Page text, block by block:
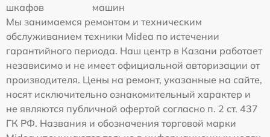
шкафов
машин
Мы занимаемся ремонтом и техническим
обслуживанием техники Midea по истечении
гарантийного периода. Наш центр в Казани работает
независимо и не имеет официальной авторизации от
производителя. Цены на ремонт, указанные на сайте,
носят исключительно ознакомительный характер и
не являются публичной офертой согласно п. 2 ст. 437
ГК РФ. Названия и обозначения торговой марки